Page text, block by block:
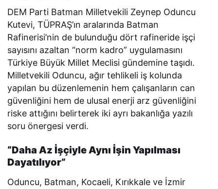
DEM Parti Batman Milletvekili Zeynep Oduncu
Kutevi, TÜPRAŞ’ın aralarında Batman
Rafinerisi’nin de bulunduğu dört rafineride işçi
sayısını azaltan “norm kadro” uygulamasını
Türkiye Büyük Millet Meclisi gündemine taşıdı.
Milletvekili Oduncu, ağır tehlikeli iş kolunda
yapılan bu düzenlemenin hem çalışanların can
güvenliğini hem de ulusal enerji arz güvenliğini
riske attığını belirterek iki ayrı bakanlığa yazılı
soru önergesi verdi.
“Daha Az İşçiyle Aynı İşin Yapılması
Dayatılıyor”
Oduncu, Batman, Kocaeli, Kırıkkale ve İzmir